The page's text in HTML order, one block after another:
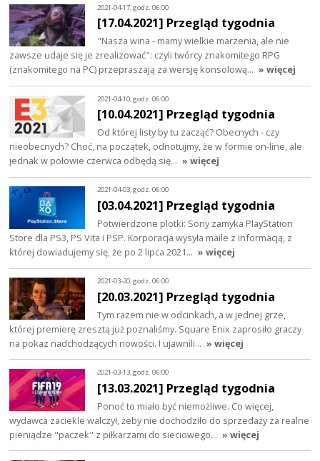
2021-04-17, godz. 06:00
[17.04.2021] Przegląd tygodnia
"Nasza wina - mamy wielkie marzenia, ale nie
zawsze udaje się je zrealizować": czyli twórcy znakomitego RPG
(znakomitego na PC) przepraszają za wersję konsolową… » więcej
2021-04-10, godz. 06:00
[10.04.2021] Przegląd tygodnia
Od której listy by tu zacząć? Obecnych - czy
nieobecnych? Choć, na początek, odnotujmy, że w formie on-line, ale
jednak w połowie czerwca odbędą się… » więcej
2021-04-03, godz. 06:00
[03.04.2021] Przegląd tygodnia
Potwierdzone plotki: Sony zamyka PlayStation
Store dla PS3, PS Vita i PSP. Korporacja wysyła maile z informacją, z
której dowiadujemy się, że po 2 lipca 2021… » więcej
2021-03-20, godz. 06:00
[20.03.2021] Przegląd tygodnia
Tym razem nie w odcinkach, a w jednej grze,
której premierę zresztą już poznaliśmy. Square Enix zaprosiło graczy
na pokaz nadchodzących nowości. I ujawnili… » więcej
2021-03-13, godz. 06:00
[13.03.2021] Przegląd tygodnia
Ponoć to miało być niemożliwe. Co więcej,
wydawca zaciekle walczył, żeby nie dochodziło do sprzedaży za realne
pieniądze "paczek" z piłkarzami do sieciowego… » więcej